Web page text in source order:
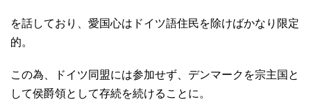
を話しており、愛国心はドイツ語住民を除けばかなり限定
的。
この為、ドイツ同盟には参加せず、デンマークを宗主国と
して侯爵領として存続を続けることに。